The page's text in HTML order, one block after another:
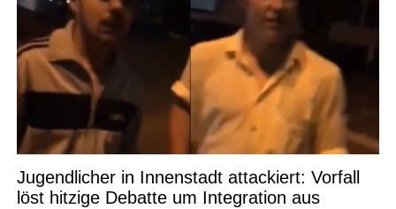
Jugendlicher in Innenstadt attackiert: Vorfall
löst hitzige Debatte um Integration aus